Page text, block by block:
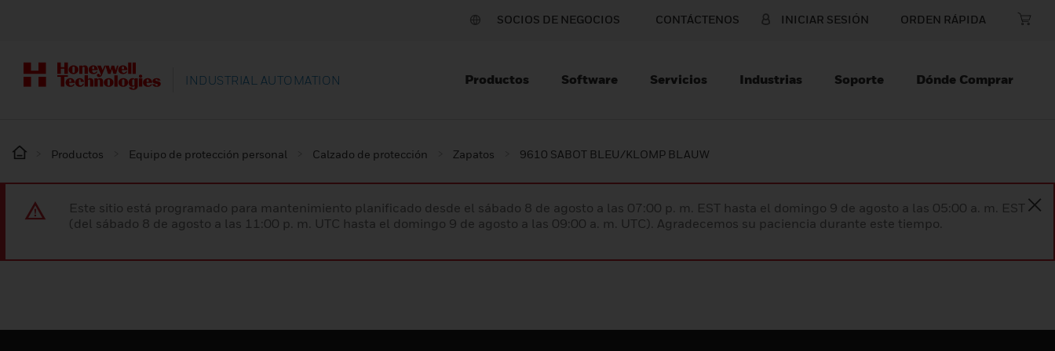
SOCIOS DE NEGOCIOS CONTÁCTENOS INICIAR SESIÓN ORDEN RÁPIDA
INDUSTRIAL AUTOMATION Productos Software Servicios Industrias Soporte Dónde Comprar
Productos Equipo de protección personal Calzado de protección Zapatos 9610 SABOT BLEU/KLOMP BLAUW
Este sitio está programado para mantenimiento planificado desde el sábado 8 de agosto a las 07:00 p. m. EST hasta el domingo 9 de agosto a las 05:00 a. m. EST
(del sábado 8 de agosto a las 11:00 p. m. UTC hasta el domingo 9 de agosto a las 09:00 a. m. UTC). Agradecemos su paciencia durante este tiempo.